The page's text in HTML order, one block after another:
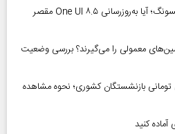
بحران باتری در گوشی‌های سامسونگ؛ آیا به‌روزرسانی One UI ۸.۵ مقصر
معمولی را می‌گیرند؟ بررسی وضعیت
ضروری ۷۵ میلیون تومانی بازنشستگان کشوری؛ نحوه مشاهده